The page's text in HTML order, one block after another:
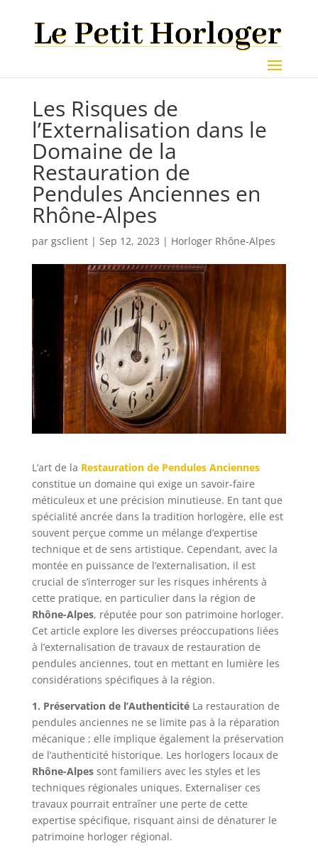
Les Risques de
l’Externalisation dans le
Domaine de la
Restauration de
Pendules Anciennes en
Rhône-Alpes
par gsclient| Sep 12, 2023 | Horloger Rhône-Alpes
L’art de la Restauration de Pendules Anciennes
constitue un domaine qui exige un savoir-faire
méticuleux et une précision minutieuse. En tant que
spécialité ancrée dans la tradition horlogère, elle est
souvent perçue comme un mélange d’expertise
technique et de sens artistique. Cependant, avec la
montée en puissance de l’externalisation, il est
crucial de s’interroger sur les risques inhérents à
cette pratique, en particulier dans la région de
Rhône-Alpes, réputée pour son patrimoine horloger.
Cet article explore les diverses préoccupations liées
à l’externalisation de travaux de restauration de
pendules anciennes, tout en mettant en lumière les
considérations spécifiques à la région.
1. Préservation de l’AuthenticitéLa restauration de
pendules anciennes ne se limite pas à la réparation
mécanique ; elle implique également la préservation
de l’authenticité historique. Les horlogers locaux de
Rhône-Alpessont familiers avec les styles et les
techniques régionales uniques. Externaliser ces
travaux pourrait entraîner une perte de cette
expertise spécifique, risquant ainsi de dénaturer le
patrimoine horloger régional.